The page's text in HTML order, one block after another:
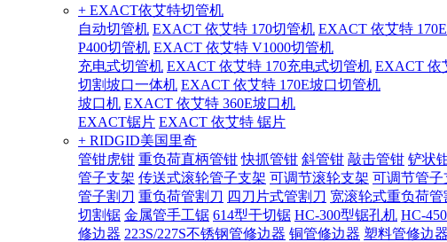
+ EXACT依艾特切管机
自动切管机 EXACT 依艾特 170切管机 EXACT 依艾特
P400切管机 EXACT 依艾特 V1000切管机
充电式切管机 EXACT 依艾特 170充电式切管机 EXACT 依
切割坡口一体机 EXACT 依艾特 170E坡口切管机
坡口机 EXACT 依艾特 360E坡口机
EXACT锯片 EXACT 依艾特 锯片
+ RIDGID美国里奇
管钳虎钳 重负荷直柄管钳 快抓管钳 斜管钳 敲击管钳 铲状
管子支架 传送式滚轮管子支架 可调节滚轮支架 可调节管子
管子割刀 重负荷管割刀 四刀片式管割刀 宽滚轮式重负荷管
切割锯 金属管手工锯 614型干切锯 HC-300型锯孔机 HC-
修边器 223S/227S不锈钢管修边器 铜管修边器 塑料管修边器